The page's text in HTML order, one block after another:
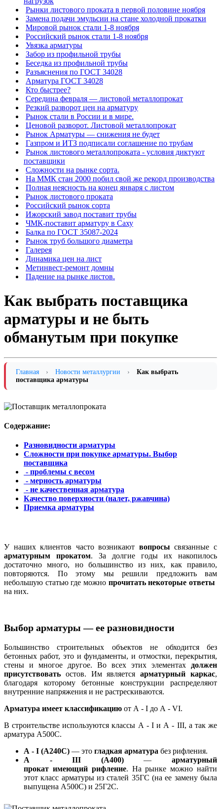
Рынки листового проката в первой половине ноября
Замена подачи эмульсии на стане холодной прокатки
Мировой рынок стали 1-8 ноября
Российский рынок стали 1-8 ноября
Увязка арматуры
Забор из профильной трубы
Беседка из профильной трубы
Разъяснения по ГОСТ 34028
Арматура ГОСТ 34028
Кто быстрее?
Середина февраля — листовой металлопрокат
Резкий разворот цен на арматуру
Рынок стали в России и в мире.
Ценовой разворот. Листовой металлопрокат
Рынок Арматуры — снижения не будет
Газпром и ИТЗ подписали соглашение по трубам
Рынок листового металлопроката - условия диктуют
поставщики
Сложности на рынке сорта.
На ММК стан 2000 побил свой же рекорд производства
Полная неясность на конец января с листом
Рынок листового проката
Российский рынок сорта
Ижорский завод поставит трубы
ЧМК-поставит арматуру в Саху
Балка по ГОСТ 35087-2024
Рынок труб большого диаметра
Галерея
Динамика цен на лист
Метинвест-ремонт домны
Падение на рынке листов.
Как выбрать поставщика
арматуры и не быть
обманутым при покупке
Главная › Новости металлургии ›
Как выбрать
поставщика арматуры
Содержание:
Разновидности арматуры
Сложности при покупке арматуры. Выбор
поставщика
- проблемы с весом
- мерность арматуры
- не качественная арматура
Качество поверхности (налет, ржавчина)
Приемка арматуры
У наших клиентов часто возникают вопросы связанные с
арматурным прокатом. За долгие годы их накопилось
достаточно много, но большинство из них, как правило,
повторяются. По этому мы решили предложить вам
небольшую статью где можно прочитать некоторые ответы
на них.
Выбор арматуры — ее разновидности
Большинство строительных объектов не обходится без
бетонных работ, это и фундаменты, и отмостки, перекрытия,
стены и многое другое. Во всех этих элементах должен
присутствовать остов. Им являетсяарматурный каркас,
благодаря которому бетонные конструкции распределяют
внутренние напряжения и не растрескиваются.
Арматура имеет классификацию от А - I до А - VI.
В строительстве используются классы А - I и А - III, а так же
арматура А500С.
А - I (А240С) — это гладкая арматура без рифления.
А - III (А400)—арматурный
прокат имеющий рифление. На рынке можно найти
этот класс арматуры из сталей 35ГС (на ее замену была
выпущена А500С) и 25Г2С.